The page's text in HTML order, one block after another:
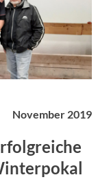
November 2019